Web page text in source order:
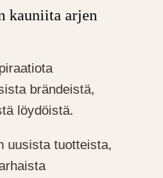
kauniita arjen
brändeistä,
löydöistä.
uusista tuotteista,